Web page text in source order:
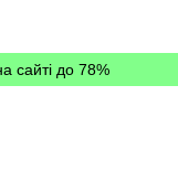
сайті до 78%